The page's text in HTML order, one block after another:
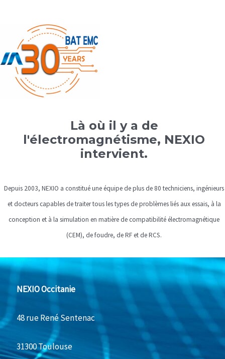
Là où il y a de
l'électromagnétisme, NEXIO
intervient.
Depuis 2003, NEXIO a constitué une équipe de plus de 80 techniciens, ingénieurs
et docteurs capables de traiter tous les types de problèmes liés aux essais, à la
conception et à la simulation en matière de compatibilité électromagnétique
(CEM), de foudre, de RF et de RCS.
NEXIO Occitanie
48 rue René Sentenac
31300 Toulouse